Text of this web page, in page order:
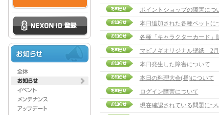
ポイントショップの障害につ
本日追加された各種ペットに
各種「キャラクターカード」
マビノギオリジナル壁紙 2
本日発生した障害について
本日の料理大会(昼)について
ログイン障害について
現在確認されている問題につ